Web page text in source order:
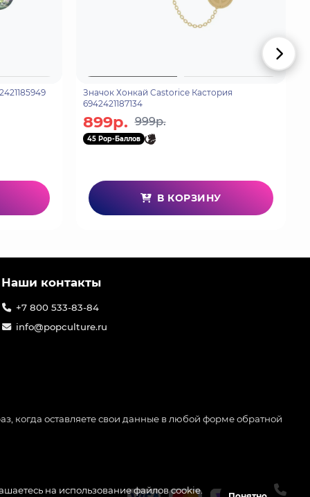
Aglaea Аглая 6942421185949
Значок Хонкай Castorice Кастория
6942421187134
899р. 999р.
45 Pop-Баллов
В КОРЗИНУ
на использование файлов cookie.
Наши контакты
+7 800 533-83-84
info@popculture.ru
когда оставляете свои данные в любой форме обратной